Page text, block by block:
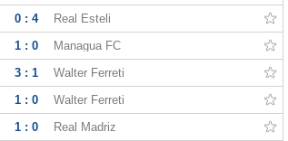
0 : 4 Real Esteli
1 : 0 Managua FC
3 : 1 Walter Ferreti
1 : 0 Walter Ferreti
1 : 0 Real Madriz